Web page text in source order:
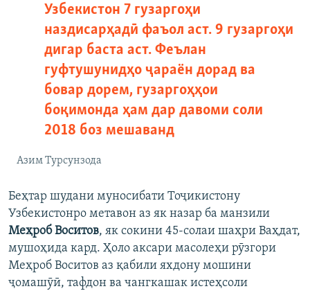
Узбекистон 7 гузаргоҳи
наздисарҳадӣ фаъол аст. 9 гузаргоҳи
дигар баста аст. Феълан
гуфтушунидҳо ҷараён дорад ва
бовар дорем, гузаргоҳҳои
боқимонда ҳам дар давоми соли
2018 боз мешаванд
Азим Турсунзода
Беҳтар шудани муносибати Тоҷикистону
Узбекистонро метавон аз як назар ба манзили
Меҳроб Воситов, як сокини 45-солаи шаҳри Ваҳдат,
мушоҳида кард. Ҳоло аксари масолеҳи рӯзгори
Меҳроб Воситов аз қабили яхдону мошини
ҷомашӯӣ, тафдон ва чангкашак истеҳсоли